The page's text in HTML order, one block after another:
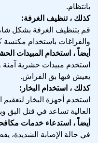
بانتظام.
كذلك ، تنظيف الغرفة:
قم بتنظيف الغرفة بشكل
والفراغات باستخدام مكنسة
أيضاً ، استخدام المبيدات
استخدم مبيدات حشرية آمنة
يعيش فيها بق الفراش.
كذلك ، استخدام البخار:
استخدم أجهزة البخار لتعقيم
العالية تساعد في قتل البق
أيضاً ، استدعاء خدمات
في حالة الإصابة